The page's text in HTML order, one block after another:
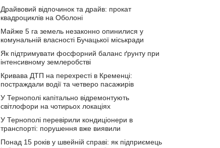
Драйвовий відпочинок та драйв: прокат
квадроциклів на Оболоні
Майже 5 га земель незаконно опинилися у
комунальній власності Бучацької міськради
Як підтримувати фосфорний баланс ґрунту при
інтенсивному землеробстві
Кривава ДТП на перехресті в Кременці:
постраждали водії та четверо пасажирів
У Тернополі капітально відремонтують
світлофори на чотирьох локаціях
У Тернополі перевірили кондиціонери в
транспорті: порушення вже виявили
Понад 15 років у швейній справі: як підприємець